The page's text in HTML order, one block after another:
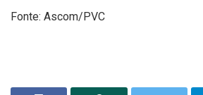
Fonte: Ascom/PVC